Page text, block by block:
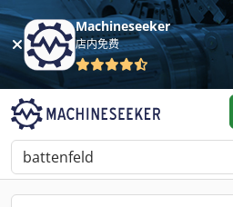
Machineseeker
店内免费